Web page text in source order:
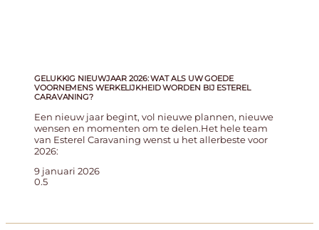
GELUKKIG NIEUWJAAR 2026: WAT ALS UW GOEDE
VOORNEMENS WERKELIJKHEID WORDEN BIJ ESTEREL
CARAVANING?
Een nieuw jaar begint, vol nieuwe plannen, nieuwe
wensen en momenten om te delen.Het hele team
van Esterel Caravaning wenst u het allerbeste voor
2026:
9 januari 2026